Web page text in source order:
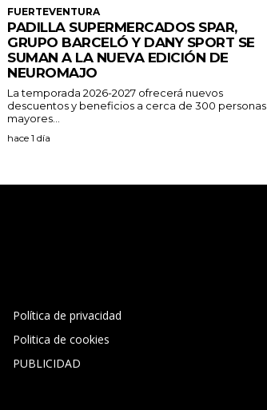
FUERTEVENTURA
PADILLA SUPERMERCADOS SPAR,
GRUPO BARCELÓ Y DANY SPORT SE
SUMAN A LA NUEVA EDICIÓN DE
NEUROMAJO
La temporada 2026-2027 ofrecerá nuevos
descuentos y beneficios a cerca de 300 personas
mayores...
hace 1 día